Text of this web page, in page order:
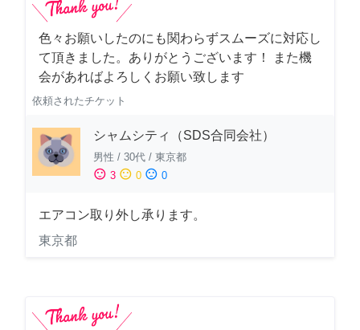
色々お願いしたのにも関わらずスムーズに対応し
て頂きました。ありがとうございます！ また機
会があればよろしくお願い致します
依頼されたチケット
シャムシティ（SDS合同会社）
男性 / 30代 / 東京都
sentiment_satisfied 3 sentiment_neutral 0 sentiment_dissatisfied 0
エアコン取り外し承ります。
東京都